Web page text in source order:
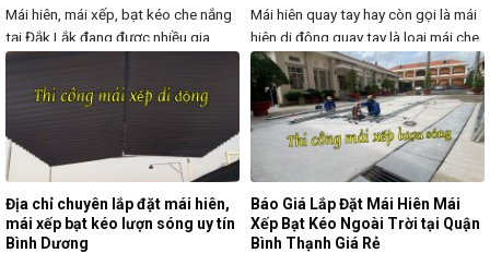
Mái hiên, mái xếp, bạt kéo che nắng
tại Đắk Lắk đang được nhiều gia
đình, quán cà phê, nhà hàng và khu
kinh doanh ngoài trời lựa chọn nhờ
vào khả năng che nắng, chắn mưa
hoạt. Đây là giải pháp hoàn hảo giúp
tối
Mái hiên quay tay hay còn gọi là mái
hiên di động quay tay là loại mái che
hoạt động theo cơ chế điều khiển
vải bạt mái che co hoặc duỗi theo
cách thức dùng tay quay. Đây là loại
mái che được sử dụng rất phổ biến
hiện nay. Thường được sử dụng
Địa chỉ chuyên lắp đặt mái hiên,
mái xếp bạt kéo lượn sóng uy tín
Bình Dương
Báo Giá Lắp Đặt Mái Hiên Mái
Xếp Bạt Kéo Ngoài Trời tại Quận
Bình Thạnh Giá Rẻ